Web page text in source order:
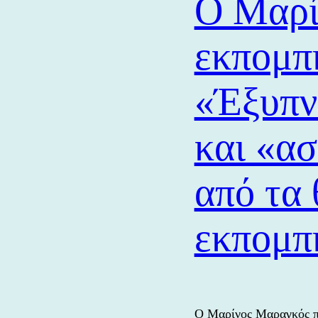
Ο
και
από τα
Ο Μαρίνος Μαραγκός